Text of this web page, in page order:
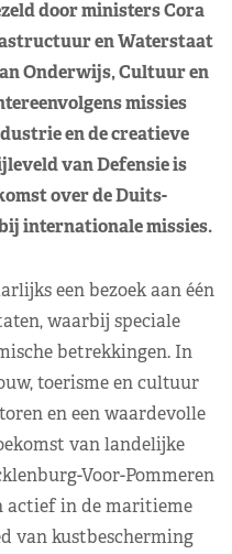
door ministers Cora
en Waterstaat
Onderwijs, Cultuur en
missies
en de creatieve
van Defensie is
over de Duits-
internationale missies.
een bezoek aan één
waarbij speciale
betrekkingen. In
toerisme en cultuur
en een waardevolle
van landelijke
Voor-Pommeren
actief in de maritieme
van kustbescherming